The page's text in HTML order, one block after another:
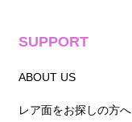
SUPPORT
ABOUT US
レア面をお探しの方へ